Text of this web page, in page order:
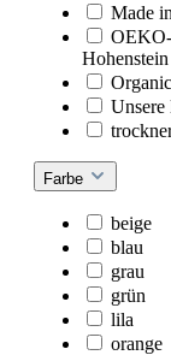
Made
Hohenstein
Unsere
Farbe
beige
blau
grau
grün
lila
orange